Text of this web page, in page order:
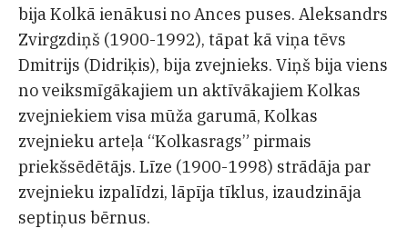
bija Kolkā ienākusi no Ances puses. Aleksandrs
Zvirgzdiņš (1900-1992), tāpat kā viņa tēvs
Dmitrijs (Didriķis), bija zvejnieks. Viņš bija viens
no veiksmīgākajiem un aktīvākajiem Kolkas
zvejniekiem visa mūža garumā, Kolkas
zvejnieku arteļa “Kolkasrags” pirmais
priekšsēdētājs. Līze (1900-1998) strādāja par
zvejnieku izpalīdzi, lāpīja tīklus, izaudzināja
septiņus bērnus.